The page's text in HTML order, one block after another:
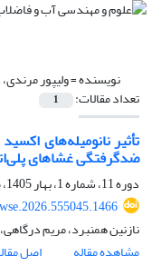
نویسنده =ولیپور
تعداد مقالات: 1
تأثیر نانومیله‌های
ضدگرفتگی غشاهای
دوره 11، شماره 1، بهار 1405، صفحه
نازنین همنبرد، مریم
مشاهده مقاله
اصل